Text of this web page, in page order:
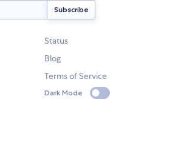
Status
Blog
Terms of Service
Dark Mode